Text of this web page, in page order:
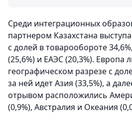
Среди интеграционных
партнером Казахстана
с долей в товарообороте
(25,6%) и ЕАЭС (20,3%). Европа
географическом разрезе с
за ней идет Азия (33,5%), а
отрывом расположились
(0,9%), Австралия и Океания